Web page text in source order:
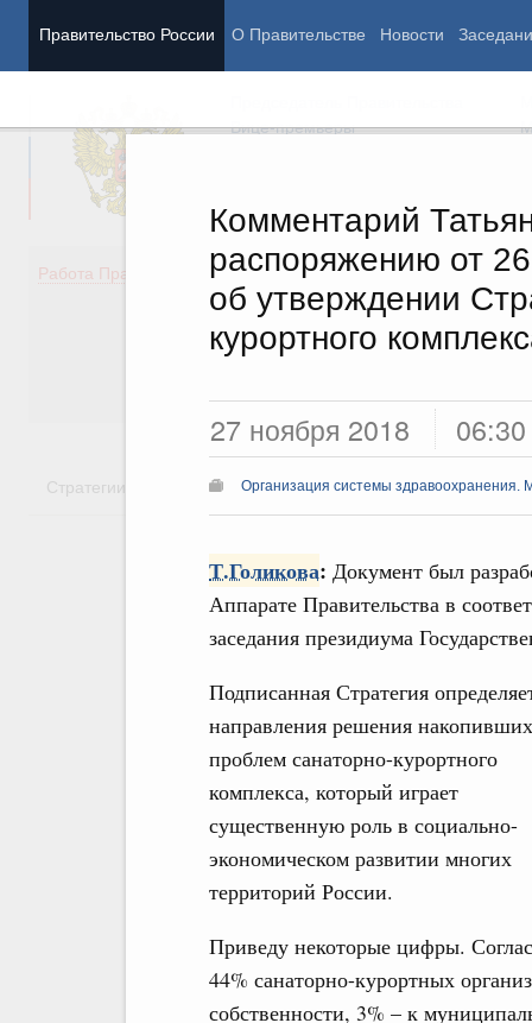
Правительство России О Правительстве Новости
Комментарий
распоряжению от
об утверждении
курортного
27 ноября 2018 06:30
Организация системы здравоохранения.
Т.Голикова: Документ был
Аппарате Правительства в
заседания президиума
Подписанная Стратегия
направления решения
проблем санаторно-курортного
комплекса, который играет
существенную роль в социально-
экономическом развитии многих
территорий России.
Приведу некоторые цифры.
44% санаторно-курортных
собственности, 3% – к
Вице-премьеры
Работа Правительства
Демография
Здоровье
Образование
Культура
Государство
Стратегии Государственные программы